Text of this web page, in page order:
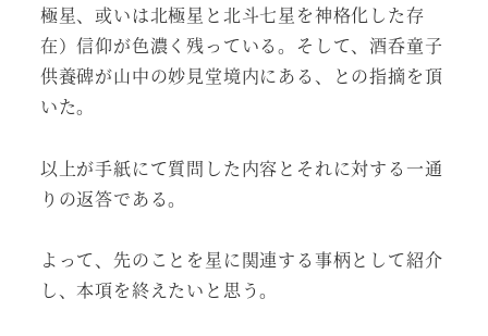
極星、或いは北極星と北斗七星を神格化した存
在）信仰が色濃く残っている。そして、酒呑童子
供養碑が山中の妙見堂境内にある、との指摘を頂
いた。
以上が手紙にて質問した内容とそれに対する一通
りの返答である。
よって、先のことを星に関連する事柄として紹介
し、本項を終えたいと思う。